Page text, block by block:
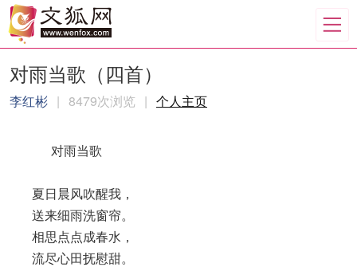
对雨当歌（四首）
李红彬 | 8479次浏览 | 个人主页
对雨当歌
夏日晨风吹醒我，
送来细雨洗窗帘。
相思点点成春水，
流尽心田抚慰甜。